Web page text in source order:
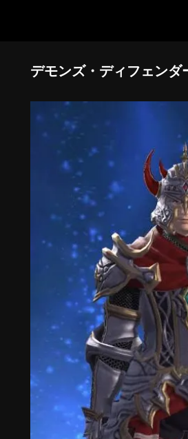
デモンズ・ディフェンダ